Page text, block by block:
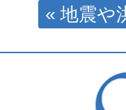
« 地震や